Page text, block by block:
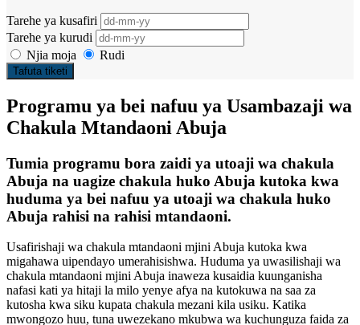
Tarehe ya kusafiri
Tarehe ya kurudi
Njia moja
Rudi
Tafuta tiketi
Programu ya bei nafuu ya Usambazaji wa
Chakula Mtandaoni Abuja
Tumia programu bora zaidi ya utoaji wa chakula
Abuja na uagize chakula huko Abuja kutoka kwa
huduma ya bei nafuu ya utoaji wa chakula huko
Abuja rahisi na rahisi mtandaoni.
Usafirishaji wa chakula mtandaoni mjini Abuja kutoka kwa
migahawa uipendayo umerahisishwa. Huduma ya uwasilishaji wa
chakula mtandaoni mjini Abuja inaweza kusaidia kuunganisha
nafasi kati ya hitaji la milo yenye afya na kutokuwa na saa za
kutosha kwa siku kupata chakula mezani kila usiku. Katika
mwongozo huu, tuna uwezekano mkubwa wa kuchunguza faida za